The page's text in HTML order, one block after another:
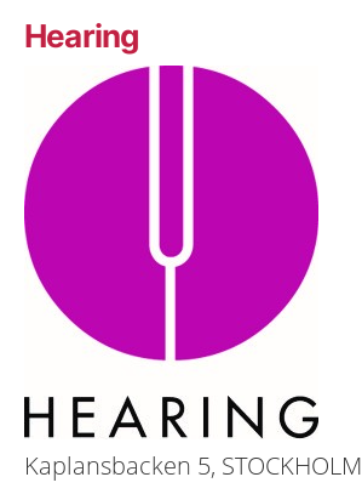
Hearing
Kaplansbacken 5, STOCKHOLM